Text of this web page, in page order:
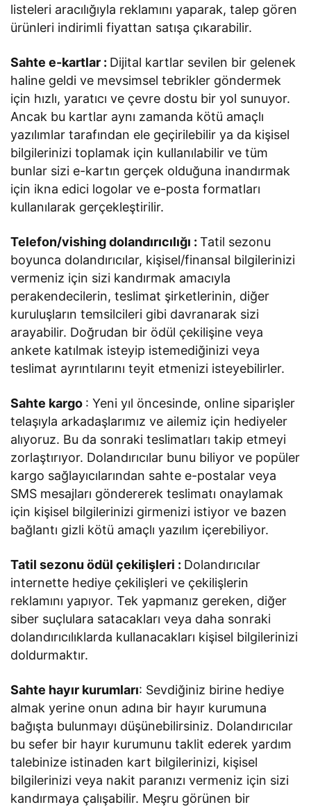
listeleri aracılığıyla reklamını yaparak, talep gören
ürünleri indirimli fiyattan satışa çıkarabilir.
Sahte e-kartlar : Dijital kartlar sevilen bir gelenek
haline geldi ve mevsimsel tebrikler göndermek
için hızlı, yaratıcı ve çevre dostu bir yol sunuyor.
Ancak bu kartlar aynı zamanda kötü amaçlı
yazılımlar tarafından ele geçirilebilir ya da kişisel
bilgilerinizi toplamak için kullanılabilir ve tüm
bunlar sizi e-kartın gerçek olduğuna inandırmak
için ikna edici logolar ve e-posta formatları
kullanılarak gerçekleştirilir.
Telefon/vishing dolandırıcılığı :Tatil sezonu
boyunca dolandırıcılar, kişisel/finansal bilgilerinizi
vermeniz için sizi kandırmak amacıyla
perakendecilerin, teslimat şirketlerinin, diğer
kuruluşların temsilcileri gibi davranarak sizi
arayabilir. Doğrudan bir ödül çekilişine veya
ankete katılmak isteyip istemediğinizi veya
teslimat ayrıntılarını teyit etmenizi isteyebilirler.
Sahte kargo : Yeni yıl öncesinde, online siparişler
telaşıyla arkadaşlarımız ve ailemiz için hediyeler
alıyoruz. Bu da sonraki teslimatları takip etmeyi
zorlaştırıyor. Dolandırıcılar bunu biliyor ve popüler
kargo sağlayıcılarından sahte e-postalar veya
SMS mesajları göndererek teslimatı onaylamak
için kişisel bilgilerinizi girmenizi istiyor ve bazen
bağlantı gizli kötü amaçlı yazılım içerebiliyor.
Tatil sezonu ödül çekilişleri : Dolandırıcılar
internette hediye çekilişleri ve çekilişlerin
reklamını yapıyor. Tek yapmanız gereken, diğer
siber suçlulara satacakları veya daha sonraki
dolandırıcılıklarda kullanacakları kişisel bilgilerinizi
doldurmaktır.
Sahte hayır kurumları: Sevdiğiniz birine hediye
almak yerine onun adına bir hayır kurumuna
bağışta bulunmayı düşünebilirsiniz. Dolandırıcılar
bu sefer bir hayır kurumunu taklit ederek yardım
talebinize istinaden kart bilgilerinizi, kişisel
bilgilerinizi veya nakit paranızı vermeniz için sizi
kandırmaya çalışabilir. Meşru görünen bir